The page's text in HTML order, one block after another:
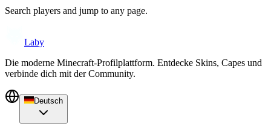
Search players and jump to any page.
Laby
Die moderne Minecraft-Profilplattform. Entdecke Skins, Capes und
verbinde dich mit der Community.
Deutsch